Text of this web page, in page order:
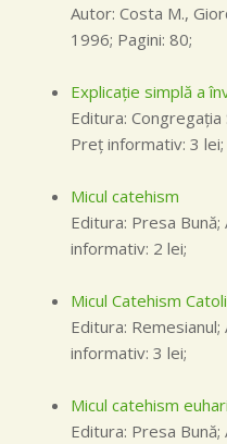
Autor: Costa M.,
1996; Pagini: 80;
Explicaţie simplă a
Editura:
Preţ informativ: 3 lei;
Micul catehism
Editura: Presa
informativ: 2 lei;
Micul Catehism
Editura:
informativ: 3 lei;
Micul catehism
Editura: Presa